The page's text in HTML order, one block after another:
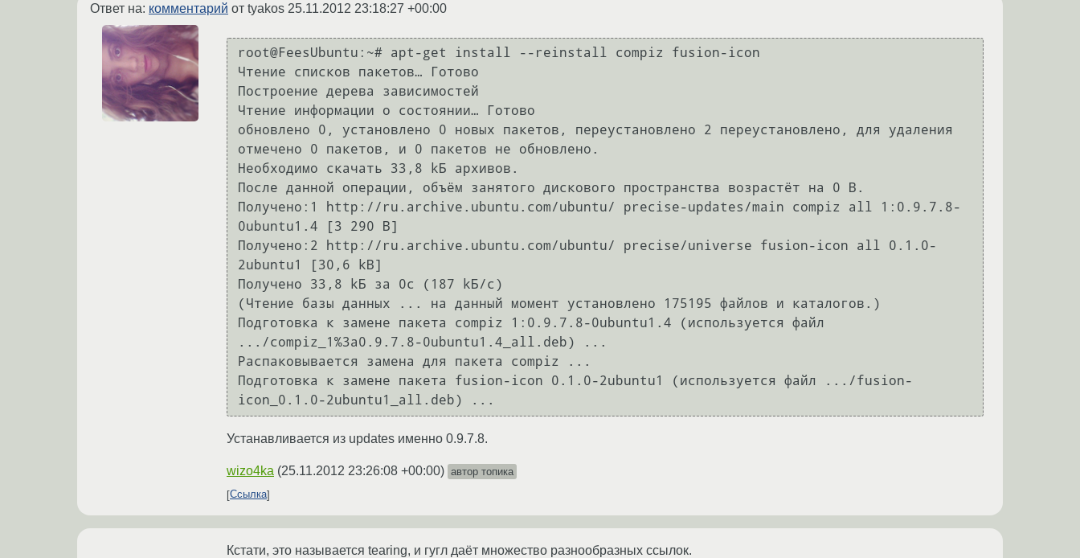
Ответ на: комментарий от tyakos 25.11.2012 23:18:27 +00:00
root@FeesUbuntu:~# apt-get install --reinstall compiz fusion-icon
Чтение списков пакетов… Готово
Построение дерева зависимостей
Чтение информации о состоянии… Готово
обновлено 0, установлено 0 новых пакетов, переустановлено 2 переустановлено, для удаления
отмечено 0 пакетов, и 0 пакетов не обновлено.
Необходимо скачать 33,8 kБ архивов.
После данной операции, объём занятого дискового пространства возрастёт на 0 B.
Получено:1 http://ru.archive.ubuntu.com/ubuntu/ precise-updates/main compiz all 1:0.9.7.8-
0ubuntu1.4 [3 290 B]
Получено:2 http://ru.archive.ubuntu.com/ubuntu/ precise/universe fusion-icon all 0.1.0-
2ubuntu1 [30,6 kB]
Получено 33,8 kБ за 0с (187 kБ/c)
(Чтение базы данных ... на данный момент установлено 175195 файлов и каталогов.)
Подготовка к замене пакета compiz 1:0.9.7.8-0ubuntu1.4 (используется файл
.../compiz_1%3a0.9.7.8-0ubuntu1.4_all.deb) ...
Распаковывается замена для пакета compiz ...
Подготовка к замене пакета fusion-icon 0.1.0-2ubuntu1 (используется файл .../fusion-
Устанавливается из updates именно 0.9.7.8.
wizo4ka (25.11.2012 23:26:08 +00:00) автор топика
Ссылка
Кстати, это называется tearing, и гугл даёт множество разнообразных ссылок.